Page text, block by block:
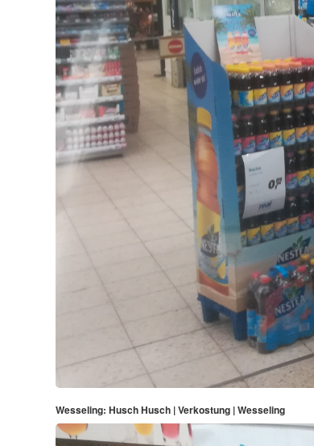
Wesseling: Husch Husch | Verkostung | Wesseling